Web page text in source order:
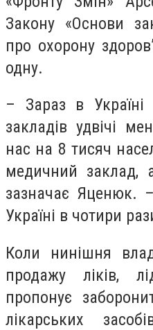
Закону «Основи
про охорону
одну.
– Зараз в
закладів удвічі
нас на 8 тисяч
медичний
зазначає Яценюк.
Україні в чотири
Коли нинішня
продажу ліків,
пропонує
лікарських